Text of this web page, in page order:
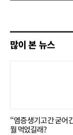
기
많이 본 뉴스
“염증 생기고 간 굳어
뭘 먹었길래?